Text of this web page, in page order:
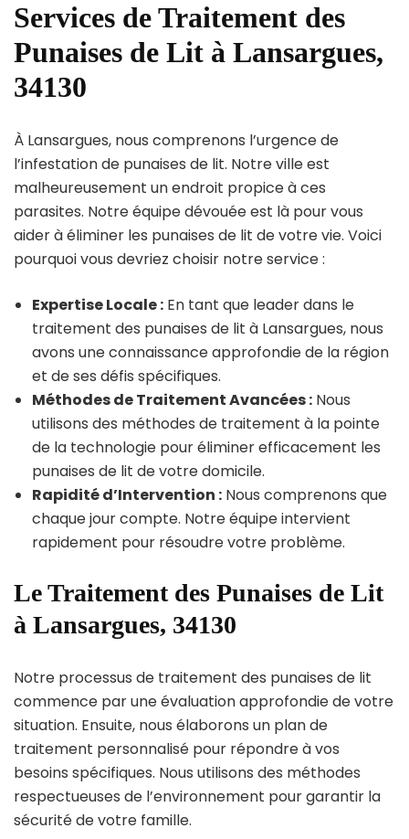
Services de Traitement des
Punaises de Lit à Lansargues,
34130
À Lansargues, nous comprenons l’urgence de
l’infestation de punaises de lit. Notre ville est
malheureusement un endroit propice à ces
parasites. Notre équipe dévouée est là pour vous
aider à éliminer les punaises de lit de votre vie. Voici
pourquoi vous devriez choisir notre service :
Expertise Locale : En tant que leader dans le
traitement des punaises de lit à Lansargues, nous
avons une connaissance approfondie de la région
et de ses défis spécifiques.
Méthodes de Traitement Avancées : Nous
utilisons des méthodes de traitement à la pointe
de la technologie pour éliminer efficacement les
punaises de lit de votre domicile.
Rapidité d’Intervention : Nous comprenons que
chaque jour compte. Notre équipe intervient
rapidement pour résoudre votre problème.
Le Traitement des Punaises de Lit
à Lansargues, 34130
Notre processus de traitement des punaises de lit
commence par une évaluation approfondie de votre
situation. Ensuite, nous élaborons un plan de
traitement personnalisé pour répondre à vos
besoins spécifiques. Nous utilisons des méthodes
respectueuses de l’environnement pour garantir la
sécurité de votre famille.